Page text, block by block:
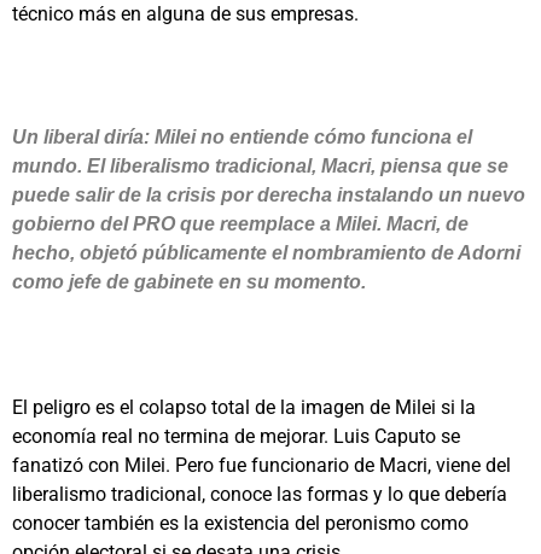
técnico más en alguna de sus empresas.
Un liberal diría: Milei no entiende cómo funciona el
mundo. El liberalismo tradicional, Macri, piensa que se
puede salir de la crisis por derecha instalando un nuevo
gobierno del PRO que reemplace a Milei. Macri, de
hecho, objetó públicamente el nombramiento de Adorni
como jefe de gabinete en su momento.
El peligro es el colapso total de la imagen de Milei si la
economía real no termina de mejorar. Luis Caputo se
fanatizó con Milei. Pero fue funcionario de Macri, viene del
liberalismo tradicional, conoce las formas y lo que debería
conocer también es la existencia del peronismo como